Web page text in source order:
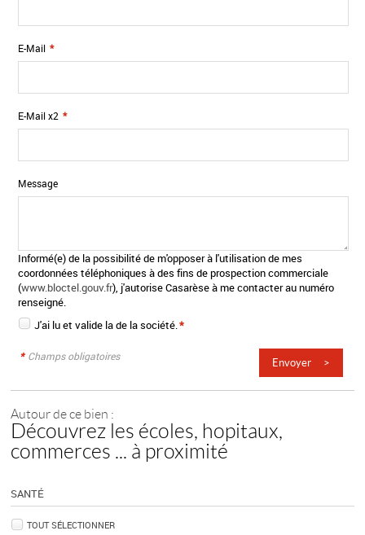
E-Mail *
E-Mail x2 *
Message
Informé(e) de la possibilité de m'opposer à l'utilisation de mes
coordonnées téléphoniques à des fins de prospection commerciale
(www.bloctel.gouv.fr), j'autorise Casarèse à me contacter au numéro
renseigné.
J'ai lu et valide lade la société.*
* Champs obligatoires
Autour de ce bien :
Découvrez les écoles, hopitaux,
commerces ... à proximité
SANTÉ
TOUT SÉLECTIONNER